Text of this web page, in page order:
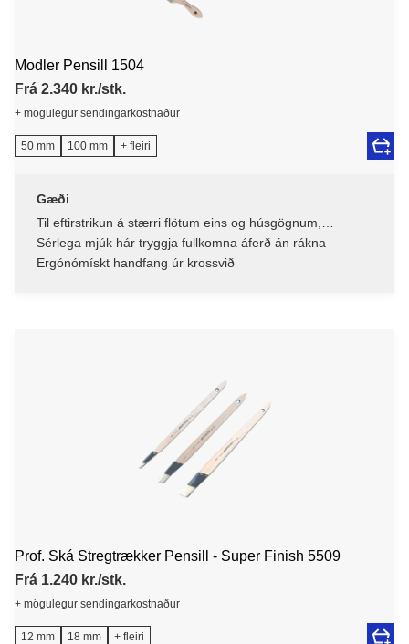
Modler Pensill 1504
Frá 2.340 kr./stk.
+ mögulegur sendingarkostnaður
50 mm 100 mm + fleiri
Gæði
Til eftirstrikun á stærri flötum eins og húsgögnum,
gluggakistum og hurðum
Sérlega mjúk hár tryggja fullkomna áferð án rákna
Ergónómískt handfang úr krossvið
Prof. Ská Stregtrækker Pensill - Super Finish 5509
Frá 1.240 kr./stk.
+ mögulegur sendingarkostnaður
12 mm 18 mm + fleiri